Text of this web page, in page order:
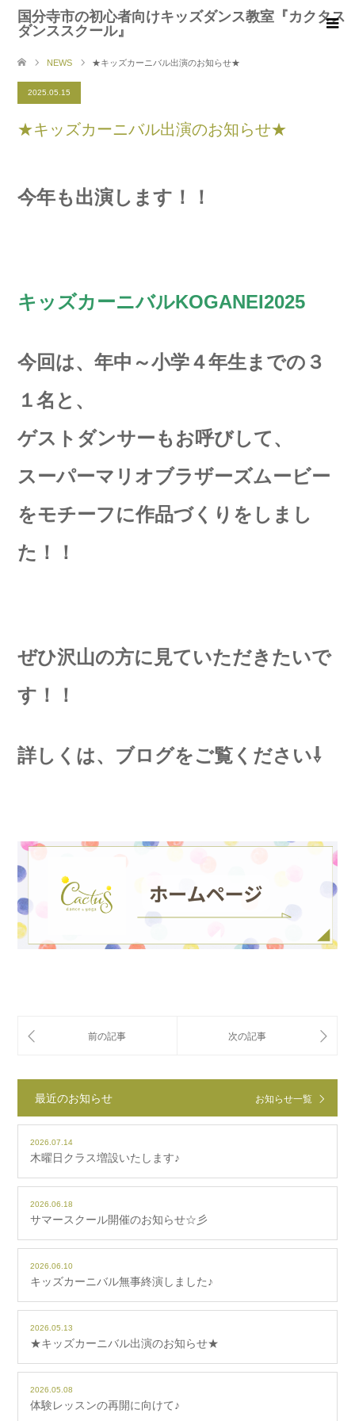
国分寺市の初心者向けキッズダンス教室『カクタス
ダンススクール』
NEWS ★キッズカーニバル出演のお知らせ★
2025.05.15
★キッズカーニバル出演のお知らせ★
今年も出演します！！
キッズカーニバルKOGANEI2025
今回は、年中～小学４年生までの３
１名と、
ゲストダンサーもお呼びして、
スーパーマリオブラザーズムービー
をモチーフに作品づくりをしまし
た！！
ぜひ沢山の方に見ていただきたいで
す！！
詳しくは、ブログをご覧ください⇩
最近のお知らせ お知らせ一覧
2026.07.14
木曜日クラス増設いたします♪
2026.06.18
サマースクール開催のお知らせ☆彡
2026.06.10
キッズカーニバル無事終演しました♪
2026.05.13
★キッズカーニバル出演のお知らせ★
2026.05.08
体験レッスンの再開に向けて♪